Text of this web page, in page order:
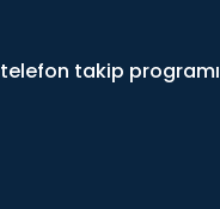
telefon takip programı